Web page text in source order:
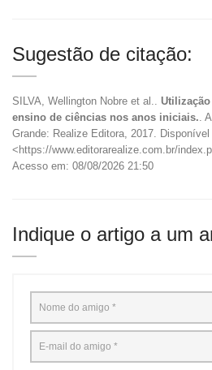
Sugestão de citação:
SILVA, Wellington Nobre et al..
ensino de ciências nos anos iniciais. .
Grande: Realize Editora, 2017. Disponível
<https://www.editorarealize.com.br/
Acesso em: 08/08/2026 21:50
Indique o artigo a um